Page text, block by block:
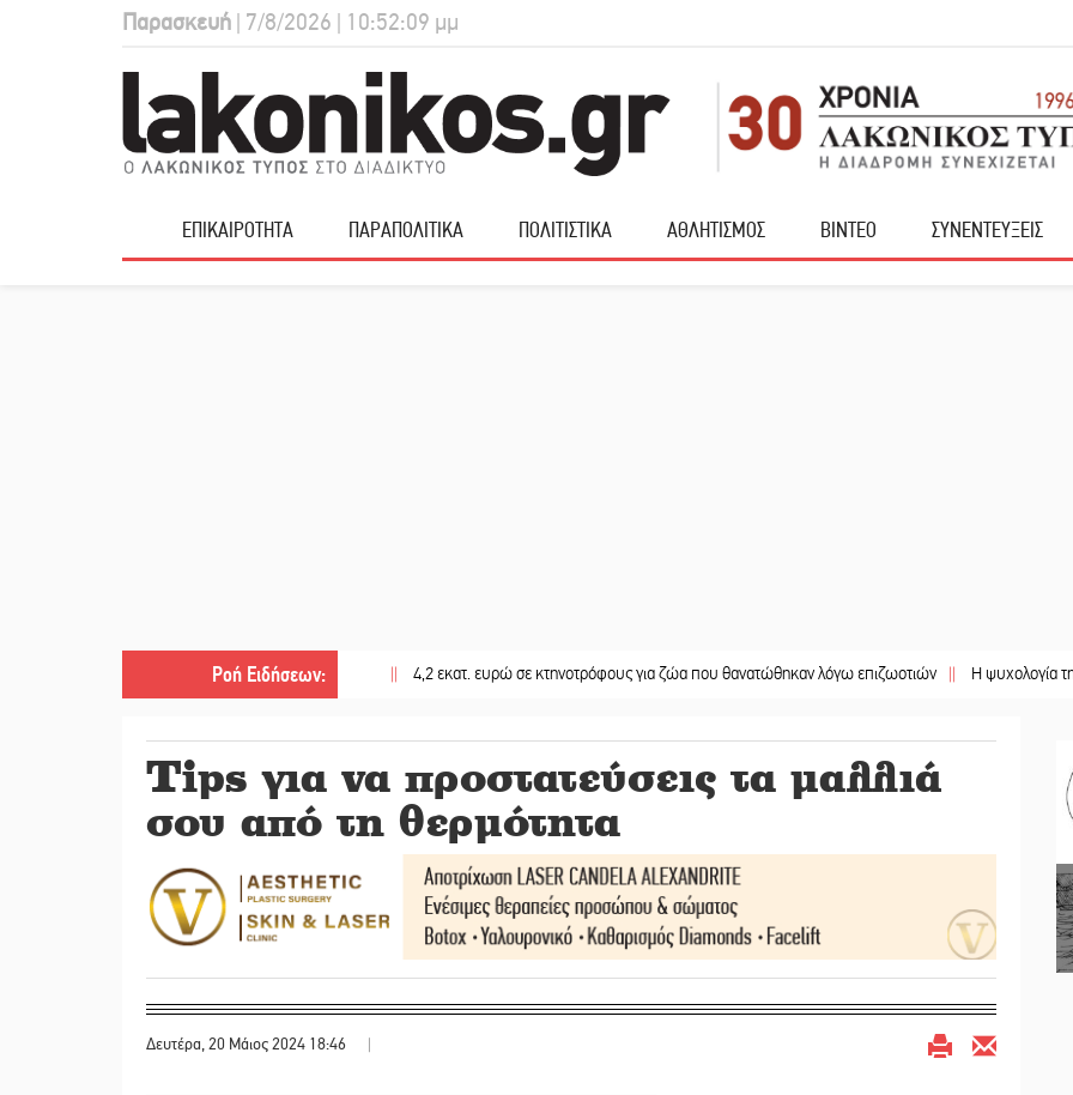
Παρασκευή | 7/8/2026 | 10:52:10 μμ
ΕΠΙΚΑΙΡΟΤΗΤΑ ΠΑΡΑΠΟΛΙΤΙΚΑ ΠΟΛΙΤΙΣΤΙΚΑ ΑΘΛΗΤΙΣΜΟΣ ΒΙΝΤΕΟ ΣΥΝΕΝΤΕΥΞΕΙΣ
Ροή Ειδήσεων:
|| 4,2 εκατ. ευρώ σε κτηνοτρόφους για ζώα που θανατώθηκαν λόγω επιζωοτιών || Η ψυχολογία της
Tips για να προστατεύσεις τα μαλλιά
σου από τη θερμότητα
Δευτέρα, 20 Μάιος 2024 18:46 |